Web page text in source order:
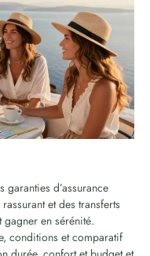
garanties d’assurance
et des transferts
en sérénité.
conditions et comparatif